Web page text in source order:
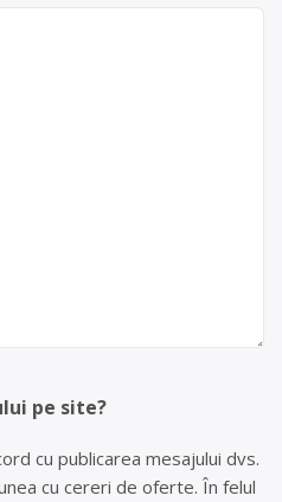
pe site?
cu publicarea mesajului dvs.
cu cereri de oferte. În felul